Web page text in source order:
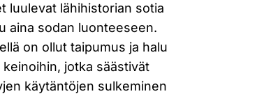
luulevat lähihistorian sotia
aina sodan luonteeseen.
on ollut taipumus ja halu
jotka säästivät
käytäntöjen sulkeminen